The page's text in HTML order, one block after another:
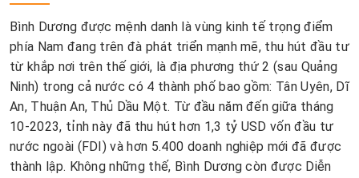
Bình Dương được mệnh danh là vùng kinh tế trọng điểm
phía Nam đang trên đà phát triển mạnh mẽ, thu hút đầu tư
từ khắp nơi trên thế giới, là địa phương thứ 2 (sau Quảng
Ninh) trong cả nước có 4 thành phố bao gồm: Tân Uyên, Dĩ
An, Thuận An, Thủ Dầu Một. Từ đầu năm đến giữa tháng
10-2023, tỉnh này đã thu hút hơn 1,3 tỷ USD vốn đầu tư
nước ngoài (FDI) và hơn 5.400 doanh nghiệp mới đã được
thành lập. Không những thế, Bình Dương còn được Diễn